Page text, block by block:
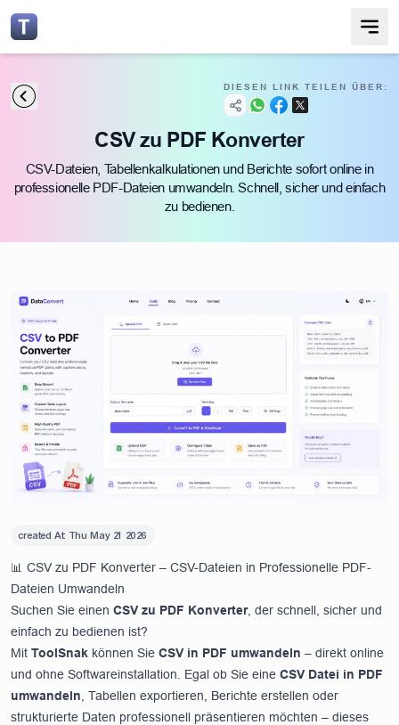
DIESEN LINK TEILEN ÜBER:
CSV zu PDF Konverter
CSV-Dateien, Tabellenkalkulationen und Berichte sofort online in
professionelle PDF-Dateien umwandeln. Schnell, sicher und einfach
zu bedienen.
created At: Thu May 21 2026
📊 CSV zu PDF Konverter – CSV-Dateien in Professionelle PDF-
Dateien Umwandeln
Suchen Sie einen CSV zu PDF Konverter, der schnell, sicher und
einfach zu bedienen ist?
Mit ToolSnak können Sie CSV in PDF umwandeln – direkt online
und ohne Softwareinstallation. Egal ob Sie eine CSV Datei in PDF
umwandeln , Tabellen exportieren, Berichte erstellen oder
strukturierte Daten professionell präsentieren möchten – dieses